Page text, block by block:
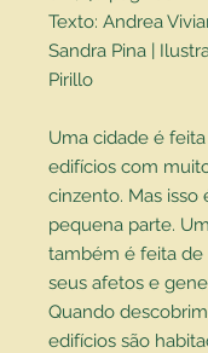
Texto: Andrea
Sandra Pina |
Pirillo
Uma cidade é
edifícios com
cinzento. Mas isso
pequena parte.
também é feita de
seus afetos e
Quando
edifícios são